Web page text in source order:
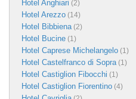
Hotel Anghiari (2)
Hotel Arezzo (14)
Hotel Bibbiena(2)
Hotel Bucine (1)
Hotel Caprese Michelangelo (1)
Hotel Castelfranco di Sopra(1)
Hotel Castiglion Fibocchi (1)
Hotel Castiglion Fiorentino (4)